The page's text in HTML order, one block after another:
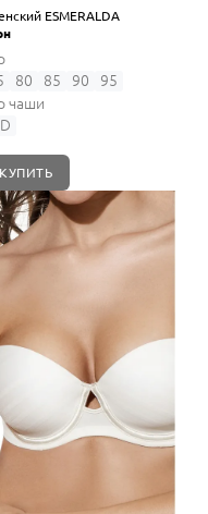
ESMERALDA
80 85 90
95
чаши
D
КУПИТЬ